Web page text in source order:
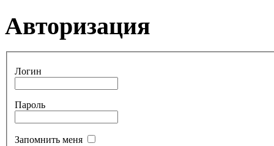
Авторизация
Логин
Пароль
Запомнить меня